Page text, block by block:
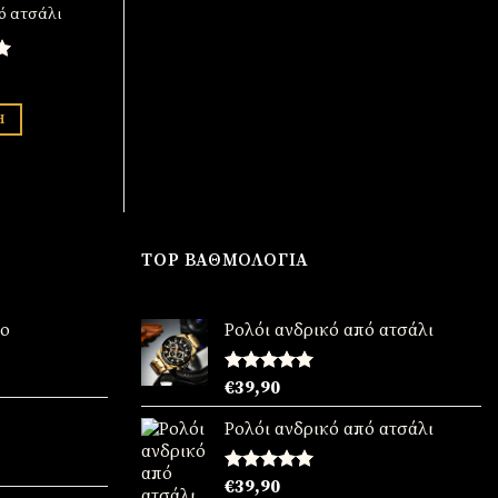
ατσάλι
TOP ΒΑΘΜΟΛΟΓΊΑ
Ρολόι ανδρικό από ατσάλι
Βαθμολογήθηκε
με5.00
από 5
€39,90
Ρολόι ανδρικό από ατσάλι
Βαθμολογήθηκε
€39,90